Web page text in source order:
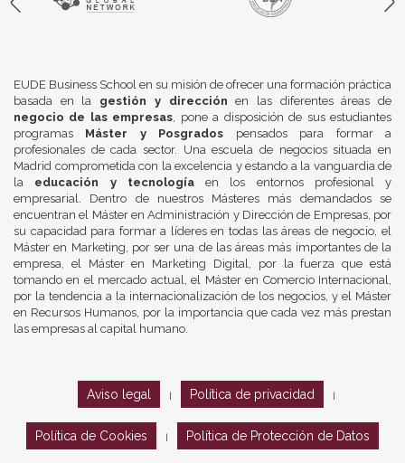
EUDE Business School en su misión de ofrecer una formación práctica
basada en la gestión y dirección en las diferentes áreas de
negocio de las empresas, pone a disposición de sus estudiantes
programas Máster y Posgrados pensados para formar a
profesionales de cada sector. Una escuela de negocios situada en
Madrid comprometida con la excelencia y estando a la vanguardia de
la educación y tecnologíaen los entornos profesional y
empresarial. Dentro de nuestros Másteres más demandados se
encuentran el Máster en Administración y Dirección de Empresas, por
su capacidad para formar a líderes en todas las áreas de negocio, el
Máster en Marketing, por ser una de las áreas más importantes de la
empresa, el Máster en Marketing Digital, por la fuerza que está
tomando en el mercado actual, el Máster en Comercio Internacional,
por la tendencia a la internacionalización de los negocios, y el Máster
en Recursos Humanos, por la importancia que cada vez más prestan
las empresas al capital humano.
Aviso legal Política de privacidad
Política de Cookies Política de Protección de Datos